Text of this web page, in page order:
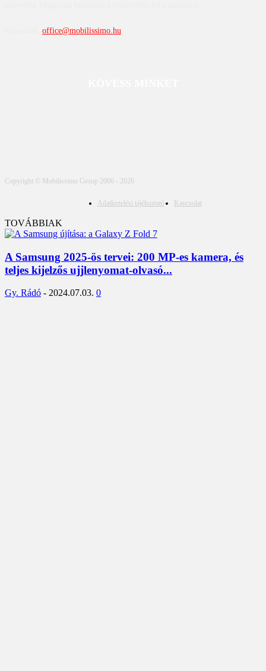
office@mobilissimo.hu
Copyright © Mobilissimo Group 2006 - 2026
Adatkezelési tájékoztató Kapcsolat
TOVÁBBIAK
A Samsung 2025-ös tervei: 200 MP-es kamera, és
teljes kijelzős ujjlenyomat-olvasó...
Gy. Rádó - 2024.07.03. 0